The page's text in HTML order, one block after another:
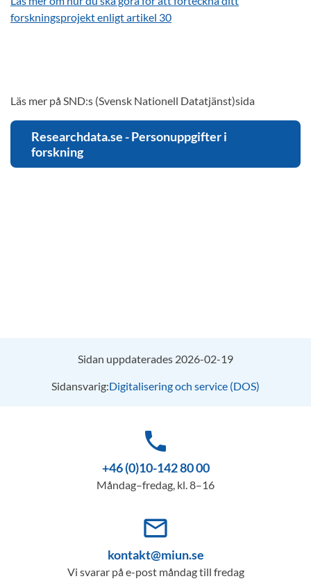
forskningsprojekt enligt artikel 30
Läs mer på SND:s (Svensk Nationell Datatjänst)sida
Researchdata.se - Personuppgifter i
forskning
Sidan uppdaterades 2026-02-19
Sidansvarig:Digitalisering och service (DOS)
phone
+46 (0)10-142 80 00
Måndag–fredag, kl. 8–16
mail_outline
kontakt@miun.se
Vi svarar på e-post måndag till fredag